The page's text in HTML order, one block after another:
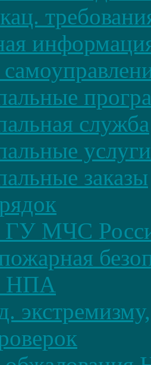
служба
услуги
заказы
ГУ МЧС
НПА